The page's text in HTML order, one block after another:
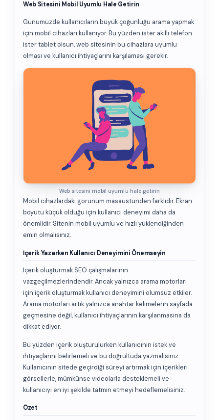
Web Sitesini Mobil Uyumlu Hale Getirin
Günümüzde kullanıcıların büyük çoğunluğu arama yapmak
için mobil cihazları kullanıyor. Bu yüzden ister akıllı telefon
ister tablet olsun, web sitesinin bu cihazlara uyumlu
olması ve kullanıcı ihtiyaçlarını karşılaması gerekir.
Web sitesini mobil uyumlu hale getirin
Mobil cihazlardaki görünüm masaüstünden farklıdır. Ekran
boyutu küçük olduğu için kullanıcı deneyimi daha da
önemlidir. Sitenin mobil uyumlu ve hızlı yüklendiğinden
emin olmalısınız.
İçerik Yazarken Kullanıcı Deneyimini Önemseyin
İçerik oluşturmak SEO çalışmalarının
vazgeçilmezlerindendir. Ancak yalnızca arama motorları
için içerik oluşturmak kullanıcı deneyimini olumsuz etkiler.
Arama motorları artık yalnızca anahtar kelimelerin sayfada
geçmesine değil, kullanıcı ihtiyaçlarının karşılanmasına da
dikkat ediyor.
Bu yüzden içerik oluşturulurken kullanıcının istek ve
ihtiyaçlarını belirlemeli ve bu doğrultuda yazmalısınız.
Kullanıcının sitede geçirdiği süreyi artırmak için içerikleri
görsellerle, mümkünse videolarla desteklemeli ve
kullanıcıyı en iyi şekilde tatmin etmeyi hedeflemelisiniz.
Özet